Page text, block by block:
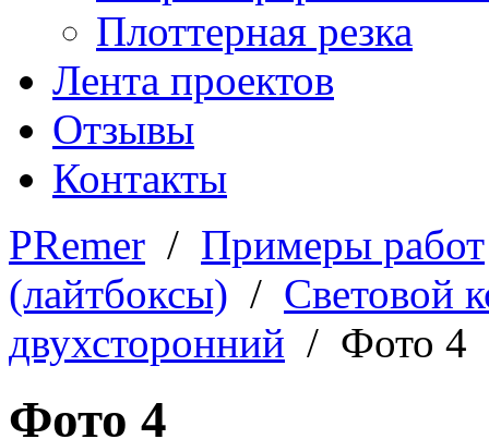
Плоттерная резка
Лента проектов
Отзывы
Контакты
PRemer / Примеры работ
(лайтбоксы) / Световой
двухсторонний / Фото 4
Фото 4